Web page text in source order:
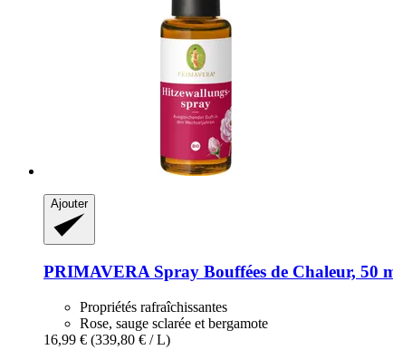
Ajouter
PRIMAVERA Spray Bouffées de Chaleur, 50
Propriétés rafraîchissantes
Rose, sauge sclarée et bergamote
16,99 € (339,80 € / L)